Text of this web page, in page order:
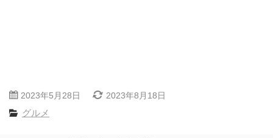
2023年5月28日 2023年8月18日
グルメ